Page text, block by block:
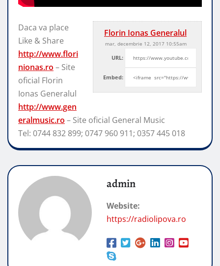
Florin Ionas Generalul
mar, decembrie 12, 2017 10:55am
URL:
Embed:
Daca va place
Like & Share
http://www.flori
nionas.ro – Site
oficial Florin
Ionas Generalul
http://www.gen
eralmusic.ro – Site oficial General Music
Tel: 0744 832 899; 0747 960 911; 0357 445 018
admin
Website:
https://radiolipova.ro